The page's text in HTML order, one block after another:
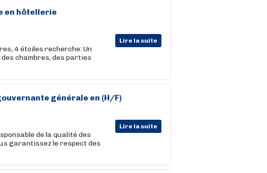
en hôtellerie
Lire la suite
4 étoiles recherche: Un
chambres, des parties
générale en (H/F)
Lire la suite
de la qualité des
garantissez le respect des